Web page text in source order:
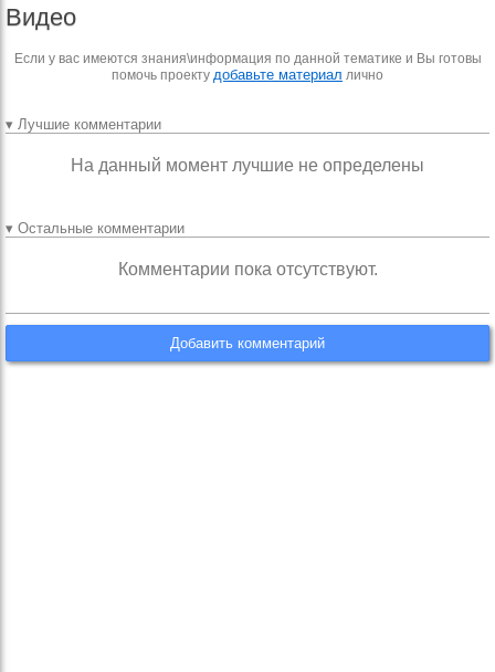
Видео
Если у вас имеются знания\информация по данной тематике и Вы готовы
помочь проекту добавьте материал лично
▾ Лучшие комментарии
На данный момент лучшие не определены
▾ Остальные комментарии
Комментарии пока отсутствуют.
Добавить комментарий